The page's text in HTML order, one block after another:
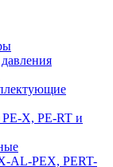
X, PE-RT и
AL-PEX, PERT-